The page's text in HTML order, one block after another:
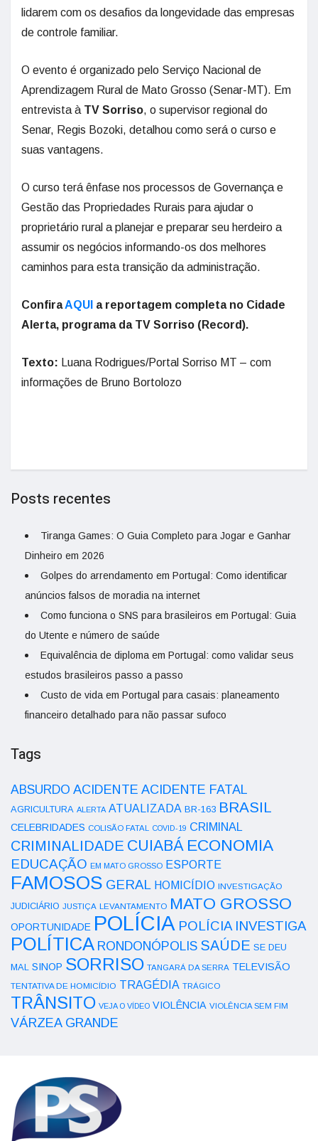
lidarem com os desafios da longevidade das empresas
de controle familiar.
O evento é organizado pelo Serviço Nacional de
Aprendizagem Rural de Mato Grosso (Senar-MT). Em
entrevista à TV Sorriso, o supervisor regional do
Senar, Regis Bozoki, detalhou como será o curso e
suas vantagens.
O curso terá ênfase nos processos de Governança e
Gestão das Propriedades Rurais para ajudar o
proprietário rural a planejar e preparar seu herdeiro a
assumir os negócios informando-os dos melhores
caminhos para esta transição da administração.
ConfiraAQUI a reportagem completa no Cidade
Alerta, programa da TV Sorriso (Record).
Texto: Luana Rodrigues/Portal Sorriso MT – com
informações de Bruno Bortolozo
Posts recentes
Tiranga Games: O Guia Completo para Jogar e Ganhar
Dinheiro em 2026
Golpes do arrendamento em Portugal: Como identificar
anúncios falsos de moradia na internet
Como funciona o SNS para brasileiros em Portugal: Guia
do Utente e número de saúde
Equivalência de diploma em Portugal: como validar seus
estudos brasileiros passo a passo
Custo de vida em Portugal para casais: planeamento
financeiro detalhado para não passar sufoco
Tags
ABSURDO ACIDENTE ACIDENTE FATAL
AGRICULTURA ALERTA ATUALIZADA BR-163 BRASIL
CELEBRIDADES COLISÃO FATAL COVID-19 CRIMINAL
CRIMINALIDADE CUIABÁ ECONOMIA
EDUCAÇÃO EM MATO GROSSO ESPORTE
FAMOSOS GERAL HOMICÍDIO INVESTIGAÇÃO
JUDICIÁRIO JUSTIÇA LEVANTAMENTO MATO GROSSO
OPORTUNIDADE POLÍCIA POLÍCIA INVESTIGA
POLÍTICA RONDONÓPOLIS SAÚDE SE DEU
MAL SINOP SORRISO TANGARÁ DA SERRA TELEVISÃO
TENTATIVA DE HOMICÍDIO TRAGÉDIA TRÁGICO
TRÂNSITO VEJA O VÍDEO VIOLÊNCIA VIOLÊNCIA SEM FIM
VÁRZEA GRANDE